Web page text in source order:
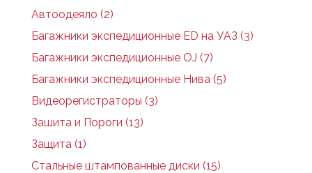
Автоодеяло (2)
Багажники экспедиционные ED на УАЗ (3)
Багажники экспедиционные OJ (7)
Багажники экспедиционные Нива (5)
Видеорегистраторы (3)
Зашита и Пороги (13)
Защита (1)
Стальные штампованные диски (15)